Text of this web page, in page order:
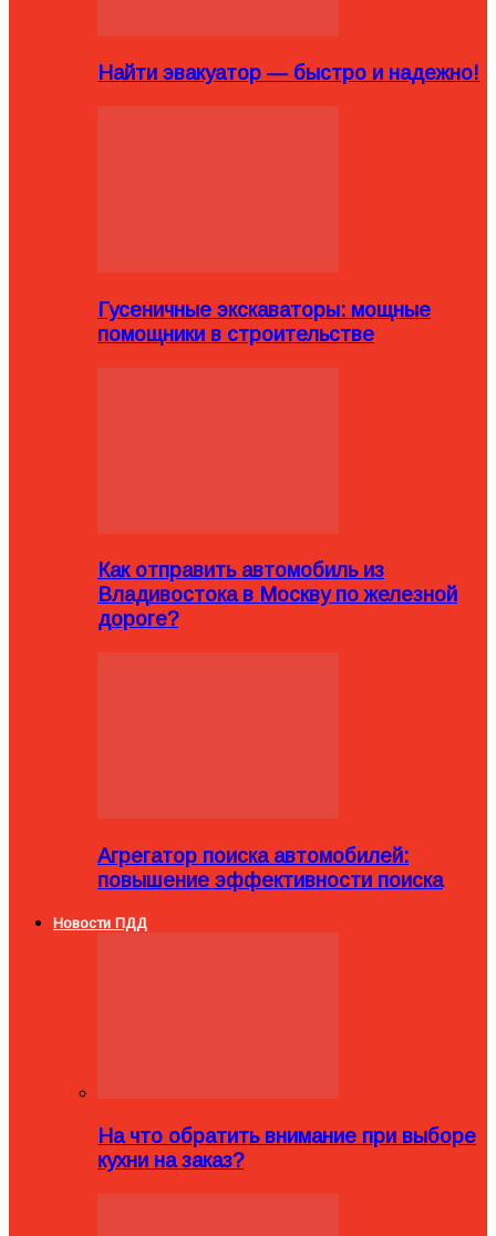
Найти эвакуатор — быстро и надежно!
Гусеничные экскаваторы: мощные
помощники в строительстве
Как отправить автомобиль из
Владивостока в Москву по железной
дороге?
Агрегатор поиска автомобилей:
повышение эффективности поиска
Новости ПДД
На что обратить внимание при выборе
кухни на заказ?